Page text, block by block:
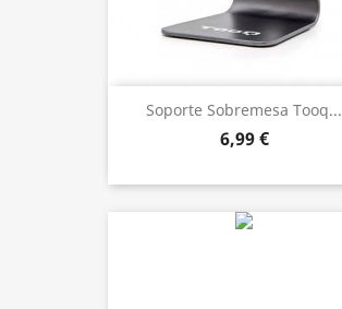
Soporte Sobremesa Tooq...
6,99 €